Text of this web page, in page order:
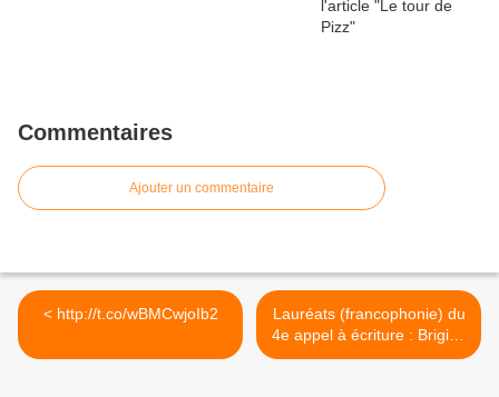
Commentaires
Ajouter un commentaire
< http://t.co/wBMCwjoIb2
Lauréats (francophonie) du
4e appel à écriture : Brigitte
Dumont (5/6) >